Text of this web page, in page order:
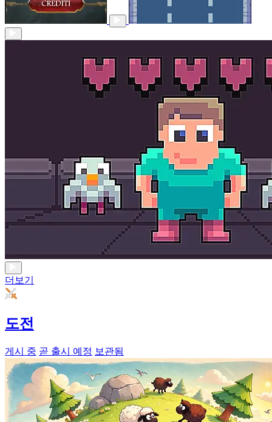
더보기
도전
게시 중 곧 출시 예정 보관됨